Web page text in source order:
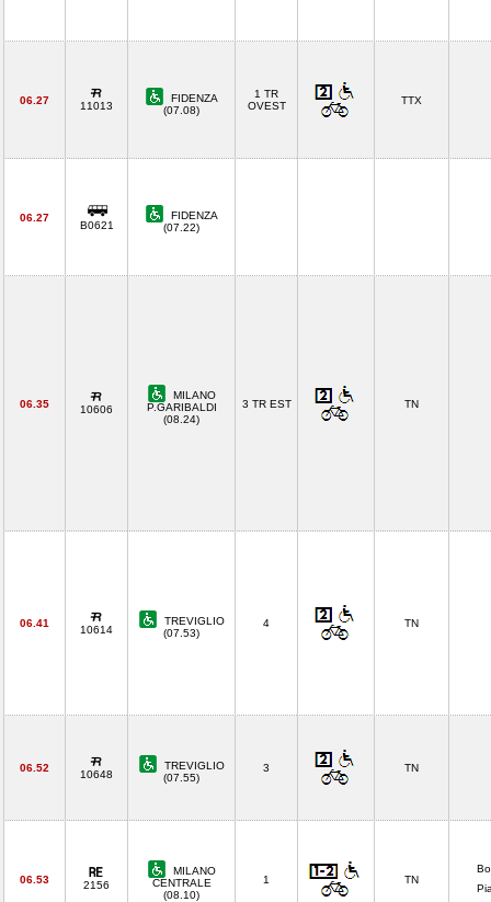
06.27 11013
FIDENZA
(07.08)
1 TR
OVEST
TTX
06.27
B0621
FIDENZA
(07.22)
06.35 10606
MILANO
P.GARIBALDI
(08.24)
3 TR EST TN
06.41
10614
TREVIGLIO
(07.53)
4 TN
06.52
10648
TREVIGLIO
(07.55)
3 TN
06.53 2156
MILANO
CENTRALE
(08.10)
1 TN